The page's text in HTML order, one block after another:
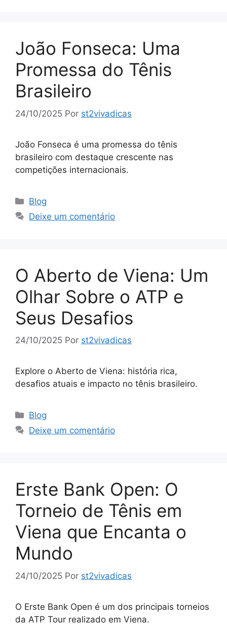
João Fonseca: Uma
Promessa do Tênis
Brasileiro
24/10/2025 Por st2vivadicas
João Fonseca é uma promessa do tênis
brasileiro com destaque crescente nas
competições internacionais.
Categorias
Blog
Deixe um comentário
O Aberto de Viena: Um
Olhar Sobre o ATP e
Seus Desafios
24/10/2025 Por st2vivadicas
Explore o Aberto de Viena: história rica,
desafios atuais e impacto no tênis brasileiro.
Categorias
Blog
Deixe um comentário
Erste Bank Open: O
Torneio de Tênis em
Viena que Encanta o
Mundo
24/10/2025 Por st2vivadicas
O Erste Bank Open é um dos principais torneios
da ATP Tour realizado em Viena.